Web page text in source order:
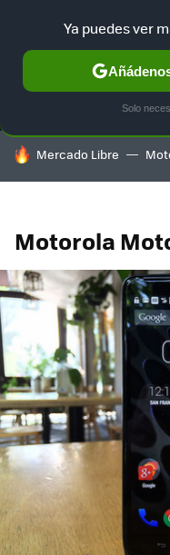
MENÚ
GAMING
HOY SE HABLA DE
Mercado Libre
Motorola
Ya puedes ver
Solo